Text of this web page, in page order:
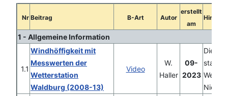
Nr Beitrag B-Art Autor
erstellt
am
Hinweis
1 - Allgemeine Information
1.1
Windhöffigkeit mit
Messwerten der
Wetterstation
Waldburg (2008-13)
Video
W.
Haller
09-
2023
Die